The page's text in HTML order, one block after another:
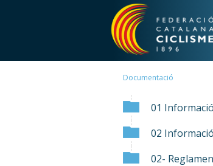
Documentació
01
02
02-